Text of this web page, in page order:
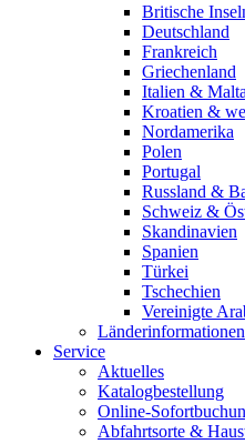
Britische
Deutschland
Frankreich
Griechenland
Italien & Malta
Kroatien &
Nordamerika
Polen
Portugal
Russland &
Schweiz &
Skandinavien
Spanien
Türkei
Tschechien
Vereinigte
Länderinformationen
Service
Aktuelles
Katalogbestellung
Online-
Abfahrtsorte &